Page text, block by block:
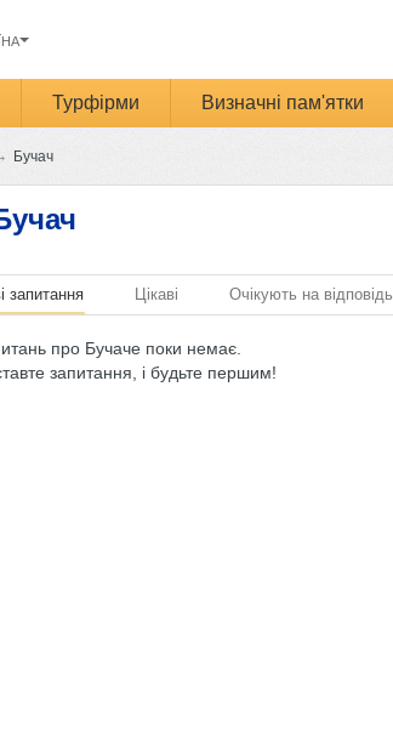
Турфірми Визначні пам'ятки
Бучач
запитання Цікаві Очікують на відповідь
про Бучаче поки немає.
запитання, і будьте першим!